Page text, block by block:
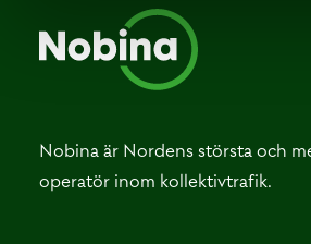
Nobina är Nordens största och
operatör inom kollektivtrafik.